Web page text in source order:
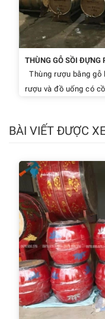
THÙNG GỖ SỒI ĐỰNG
Thùng rượu bằng
rượu và đồ uống có
BÀI VIẾT ĐƯỢC